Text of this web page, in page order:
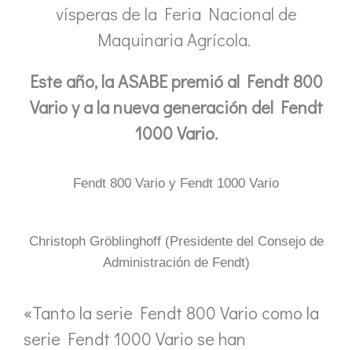
vísperas de la Feria Nacional de
Maquinaria Agrícola.
Este año, la ASABE premió al Fendt 800
Vario y a la nueva generación del Fendt
1000 Vario.
Fendt 800 Vario y Fendt 1000 Vario
Christoph Gröblinghoff (Presidente del Consejo de
Administración de Fendt)
«Tanto la serie Fendt 800 Vario como la
serie Fendt 1000 Vario se han